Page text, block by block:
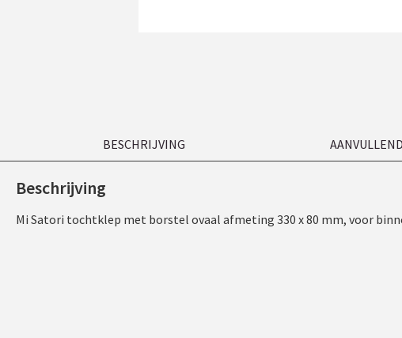
BESCHRIJVING
Beschrijving
Mi Satori tochtklep met borstel ovaal afmeting 330 x 80 mm, voor